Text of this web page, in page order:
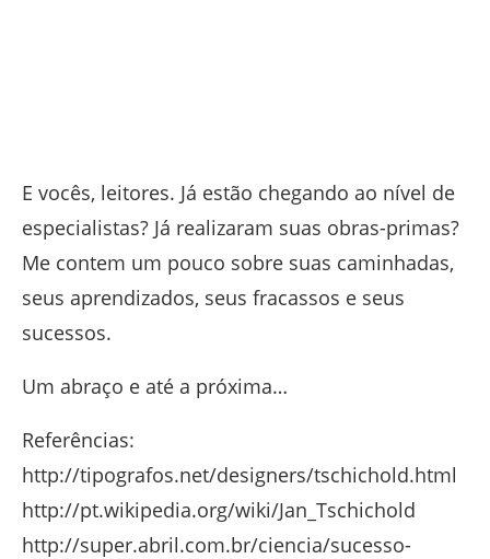
E vocês, leitores. Já estão chegando ao nível de
especialistas? Já realizaram suas obras-primas?
Me contem um pouco sobre suas caminhadas,
seus aprendizados, seus fracassos e seus
sucessos.
Um abraço e até a próxima…
Referências:
http://tipografos.net/designers/tschichold.html
http://pt.wikipedia.org/wiki/Jan_Tschichold
http://super.abril.com.br/ciencia/sucesso-